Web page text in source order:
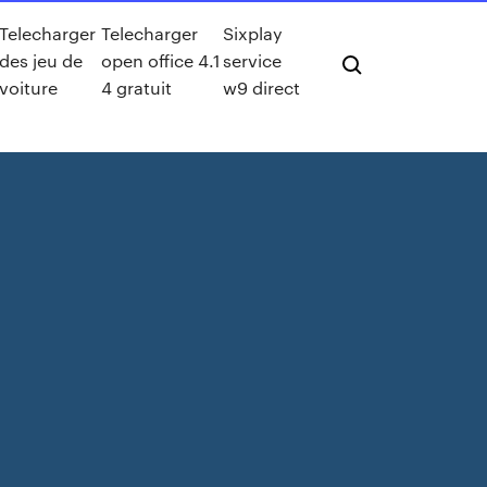
Telecharger
des jeu de
voiture
Telecharger
open office 4.1
4 gratuit
Sixplay
service
w9 direct